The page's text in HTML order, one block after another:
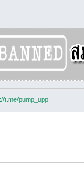
t.me/pump_upp